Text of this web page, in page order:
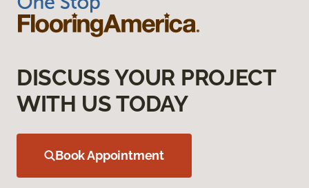
DISCUSS YOUR PROJECT
WITH US TODAY
Book Appointment